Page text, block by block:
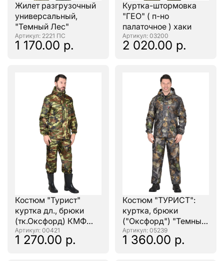
Жилет разгрузочный
универсальный,
"Темный Лес"
: 2221 ПС
1 170.00 р.
Куртка-штормовка
"ГЕО" ( п-но
палаточное ) хаки
: 03200
2 020.00 р.
Костюм "Турист"
куртка дл., брюки
(тк.Оксфорд) КМФ
Нато
: 00421
1 270.00 р.
Костюм "ТУРИСТ":
куртка, брюки
("Оксфорд") "Темный
лес"
: 05239
1 360.00 р.